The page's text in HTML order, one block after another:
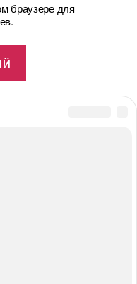
браузере для